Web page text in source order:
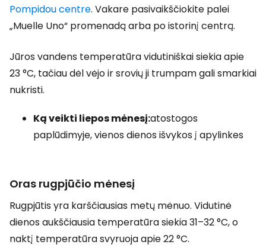
Pompidou centre. Vakare pasivaikščiokite palei
„Muelle Uno“ promenadą arba po istorinį centrą.
Jūros vandens temperatūra vidutiniškai siekia apie
23 °C, tačiau dėl vėjo ir srovių ji trumpam gali smarkiai
nukristi.
Ką veikti liepos mėnesį:atostogos
paplūdimyje, vienos dienos išvykos į apylinkes
Oras rugpjūčio mėnesį
Rugpjūtis yra karščiausias metų mėnuo. Vidutinė
dienos aukščiausia temperatūra siekia 31–32 °C, o
naktį temperatūra svyruoja apie 22 °C.